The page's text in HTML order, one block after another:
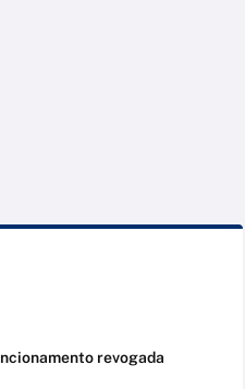
revogada